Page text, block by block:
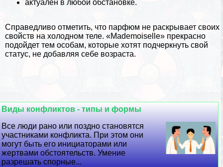
актуален в любой обстановке.
Справедливо отметить, что парфюм не раскрывает своих
свойств на холодном теле. «Mademoiselle» прекрасно
подойдет тем особам, которые хотят подчеркнуть свой
статус, не добавляя себе возраста.
Виды конфликтов - типы и формы
Все люди рано или поздно становятся
участниками конфликта. При этом они
могут быть его инициаторами или
жертвами обстоятельств. Умение
разрешать спopные...